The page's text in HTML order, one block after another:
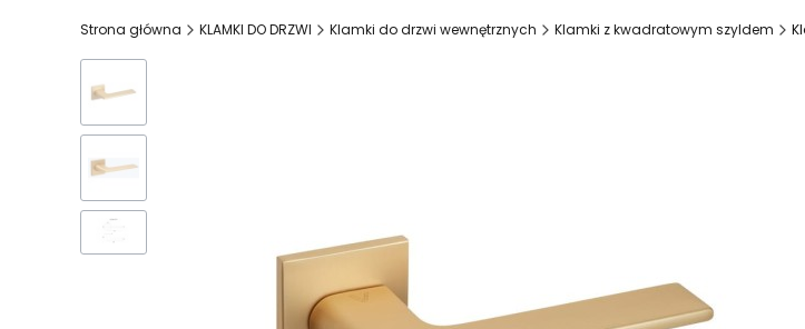
Strona główna KLAMKI DO DRZWI Klamki do drzwi wewnętrznych Klamki z kwadratowym szyldem